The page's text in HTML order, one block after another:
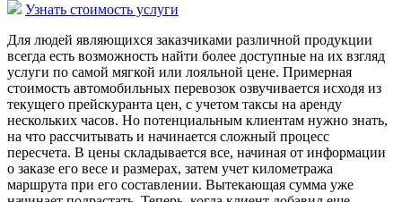
Узнать стоимость услуги
Для людей являющихся заказчиками различной продукции
всегда есть возможность найти более доступные на их взгляд
услуги по самой мягкой или лояльной цене. Примерная
стоимость автомобильных перевозок озвучивается исходя из
текущего прейскуранта цен, с учетом таксы на аренду
нескольких часов. Но потенциальным клиентам нужно знать,
на что рассчитывать и начинается сложный процесс
пересчета. В цены складывается все, начиная от информации
о заказе его весе и размерах, затем учет километража
маршрута при его составлении. Вытекающая сумма уже